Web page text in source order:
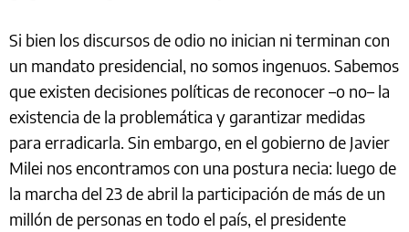
Si bien los discursos de odio no inician ni terminan con
un mandato presidencial, no somos ingenuos. Sabemos
que existen decisiones políticas de reconocer –o no– la
existencia de la problemática y garantizar medidas
para erradicarla. Sin embargo, en el gobierno de Javier
Milei nos encontramos con una postura necia: luego de
la marcha del 23 de abril la participación de más de un
millón de personas en todo el país, el presidente